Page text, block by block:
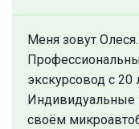
Меня зовут
экскурсовод с
Индивидуальные
своём